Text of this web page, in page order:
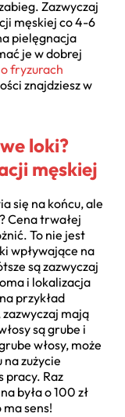
Zazwyczaj
męskiej co 4-6
pielęgnacja
je w dobrej
fryzurach
znajdziesz w
loki?
męskiej
się na końcu, ale
Cena trwałej
To nie jest
wpływające na
są zazwyczaj
i lokalizacja
przykład
mają
są grube i
włosy, może
na zużycie
pracy. Raz
była o 100 zł
sens!